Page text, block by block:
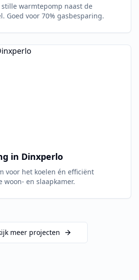
stille warmtepomp naast de
Goed voor 70% gasbesparing.
in Dinxperlo
voor het koelen én efficiënt
woon- en slaapkamer.
meer projecten